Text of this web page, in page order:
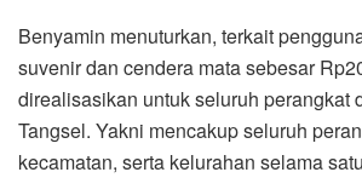
Benyamin menuturkan, terkait
suvenir dan cendera mata sebesar
direalisasikan untuk seluruh perangkat
Tangsel. Yakni mencakup seluruh
kecamatan, serta kelurahan selama